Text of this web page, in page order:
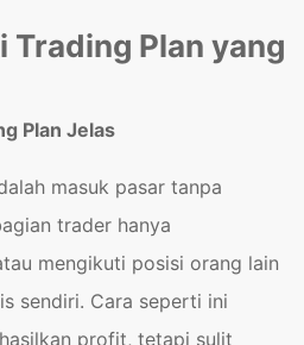
Trading Plan yang
masuk pasar tanpa
trader hanya
mengikuti posisi orang lain
sendiri. Cara seperti ini
profit, tetapi sulit